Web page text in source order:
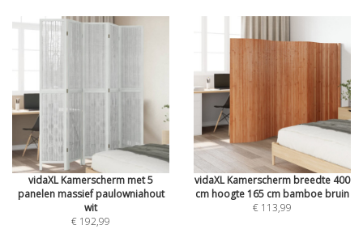
vidaXL Kamerscherm met 5
panelen massief paulowniahout
wit
€ 192,99
vidaXL Kamerscherm breedte 400
cm hoogte 165 cm bamboe bruin
€ 113,99